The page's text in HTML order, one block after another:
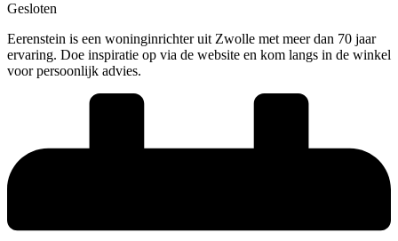
Gesloten
Eerenstein is een woninginrichter uit Zwolle met meer dan 70 jaar
ervaring. Doe inspiratie op via de website en kom langs in de winkel
voor persoonlijk advies.